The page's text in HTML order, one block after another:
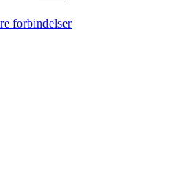
forbindelser